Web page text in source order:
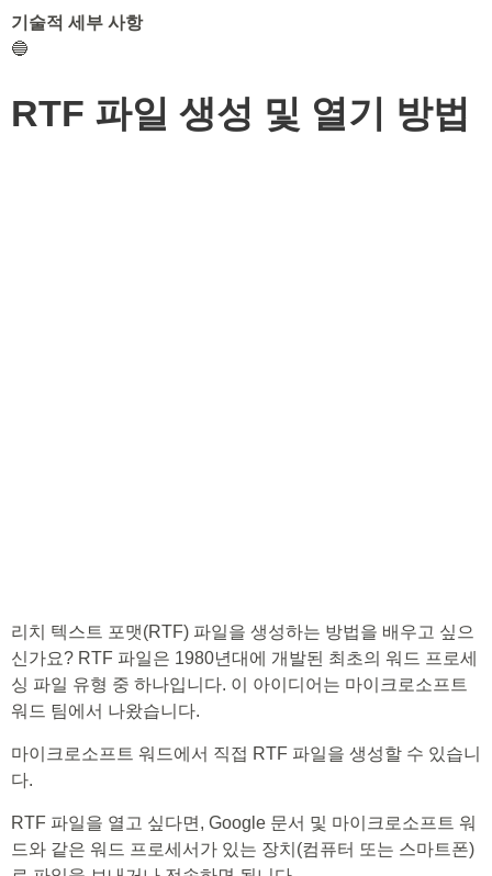
기술적 세부 사항
🔵
RTF 파일 생성 및 열기 방법
리치 텍스트 포맷(RTF) 파일을 생성하는 방법을 배우고 싶으
신가요? RTF 파일은 1980년대에 개발된 최초의 워드 프로세
싱 파일 유형 중 하나입니다. 이 아이디어는 마이크로소프트
워드 팀에서 나왔습니다.
마이크로소프트 워드에서 직접 RTF 파일을 생성할 수 있습니
다.
RTF 파일을 열고 싶다면, Google 문서 및 마이크로소프트 워
드와 같은 워드 프로세서가 있는 장치(컴퓨터 또는 스마트폰)